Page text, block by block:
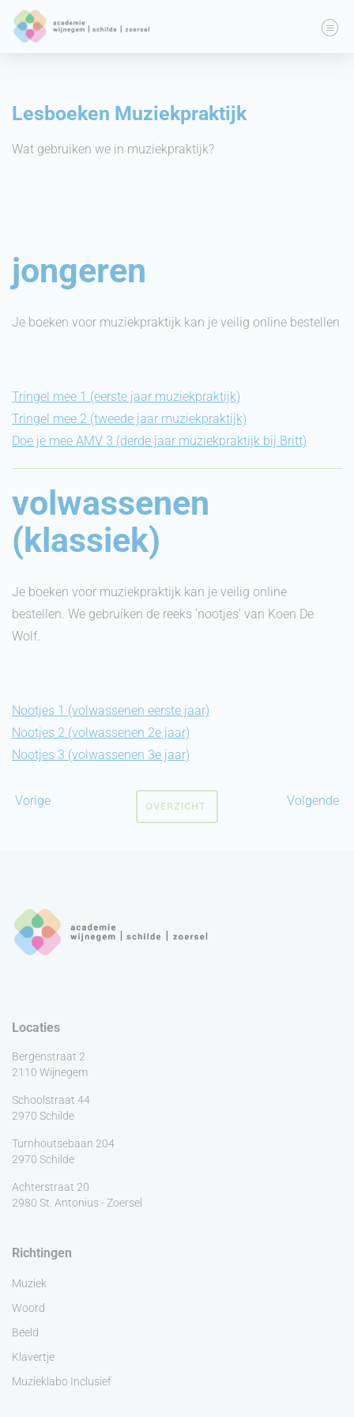
Lesboeken Muziekpraktijk
Wat gebruiken we in muziekpraktijk?
jongeren
Je boeken voor muziekpraktijk kan je veilig online bestellen
Tringel mee 1 (eerste jaar muziekpraktijk)
Tringel mee 2 (tweede jaar muziekpraktijk)
Doe je mee AMV 3 (derde jaar muziekpraktijk bij Britt)
volwassenen
(klassiek)
Je boeken voor muziekpraktijk kan je veilig online
bestellen. We gebruiken de reeks 'nootjes' van Koen De
Wolf.
Nootjes 1 (volwassenen eerste jaar)
Nootjes 2 (volwassenen 2e jaar)
Nootjes 3 (volwassenen 3e jaar)
Vorige Volgende
OVERZICHT
Locaties
Bergenstraat 2
2110 Wijnegem
Schoolstraat 44
2970 Schilde
Turnhoutsebaan 204
2970 Schilde
Achterstraat 20
2980 St. Antonius - Zoersel
Richtingen
Muziek
Woord
Beeld
Klavertje
Muzieklabo Inclusief